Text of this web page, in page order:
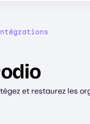
et restaurez les